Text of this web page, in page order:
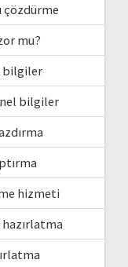
çözdürme
mu?
bilgiler
bilgiler
hizmeti